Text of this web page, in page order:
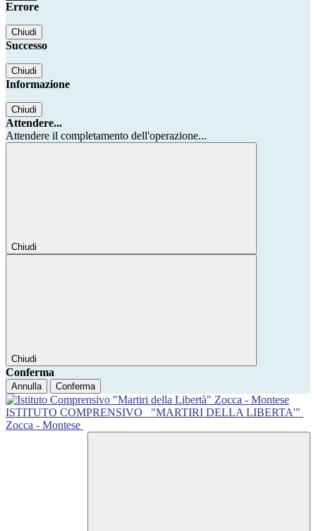
Errore
Chiudi
Successo
Chiudi
Informazione
Chiudi
Attendere...
Attendere il completamento dell'operazione...
Chiudi
Chiudi
Conferma
Annulla Conferma
ISTITUTO COMPRENSIVO
"MARTIRI DELLA LIBERTA'"
Zocca - Montese